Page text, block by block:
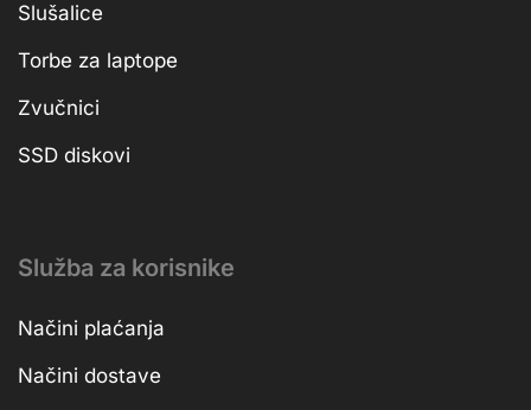
Slušalice
Torbe za laptope
Zvučnici
SSD diskovi
Služba za korisnike
Načini plaćanja
Načini dostave